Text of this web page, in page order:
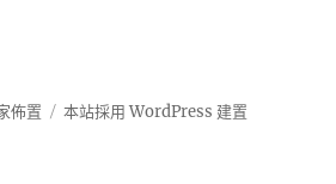
佈置 本站採用 WordPress 建置